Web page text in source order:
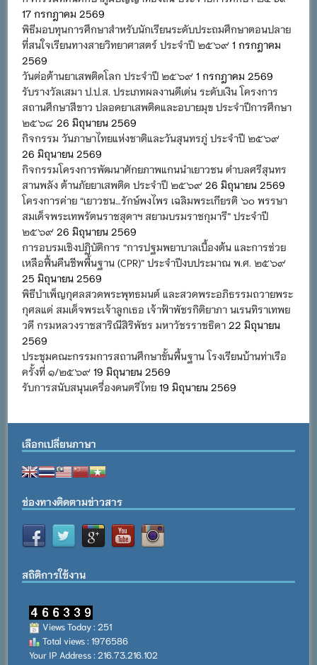
17 กรกฎาคม 2569
พิธีมอบทุนการศึกษาสำหรับนักเรียนระดับประถมศึกษาตอนปลาย
ที่สนใจเรียนทางสายวิทยาศาสตร์ ประจำปี ๒๕๖๙ 1 กรกฎาคม
2569
วันต่อต้านยาเสพติดโลก ประจำปี ๒๕๖๙ 1 กรกฎาคม 2569
รับรางวัลเสมา ป.ป.ส. ประเภทผลงานดีเด่น ระดับเงิน โครงการ
สถานศึกษาสีขาว ปลอดยาเสพติดและอบายมุข ประจำปีการศึกษา
๒๕๖๘ 26 มิถุนายน 2569
กิจกรรม วันภาษาไทยแห่งชาติและวันสุนทรภู่ ประจำปี ๒๕๖๙
26 มิถุนายน 2569
กิจกรรมโครงการพัฒนาศักยภาพแกนนำเยาวชน ตำบลศรีสุนทร
สานพลัง ต้านภัยยาเสพติด ประจำปี ๒๕๖๙ 26 มิถุนายน 2569
โครงการค่าย “เยาวชน…รักษ์พงไพร เฉลิมพระเกียรติ ๖๐ พรรษา
สมเด็จพระเทพรัตนราชสุดาฯ สยามบรมราชกุมารี” ประจำปี
๒๕๖๙ 26 มิถุนายน 2569
การอบรมเชิงปฏิบัติการ “การปฐมพยาบาลเบื้องต้น และการช่วย
เหลือฟื้นคืนชีพพื้นฐาน (CPR)” ประจำปีงบประมาณ พ.ศ. ๒๕๖๙
25 มิถุนายน 2569
พิธีบำเพ็ญกุศลสวดพระพุทธมนต์ และสวดพระอภิธรรมถวายพระ
กุศลแด่ สมเด็จพระเจ้าลูกเธอ เจ้าฟ้าพัชรกิติยาภา นเรนทิราเทพย
วดี กรมหลวงราชสาริณีสิริพัชร มหาวัชรราชธิดา 22 มิถุนายน
2569
ประชุมคณะกรรมการสถานศึกษาขั้นพื้นฐาน โรงเรียนบ้านท่าเรือ
ครั้งที่ ๑/๒๕๖๙ 19 มิถุนายน 2569
รับการสนับสนุนเครื่องดนตรีไทย 19 มิถุนายน 2569
เลือกเปลี่ยนภาษา
ช่องทางติดตามข่าวสาร
สถิติการใช้งาน
Views Today : 251
Total views : 1976586
Your IP Address : 216.73.216.102